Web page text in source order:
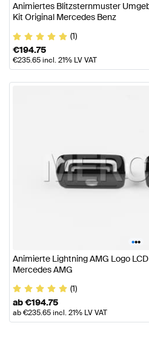
Animiertes Blitzsternmuster
Kit Original Mercedes Benz
(1)
€194.75
€235.65incl. 21% LV VAT
•••
Animierte Lightning AMG Logo
Mercedes AMG
(1)
ab€194.75
ab€235.65incl. 21% LV VAT